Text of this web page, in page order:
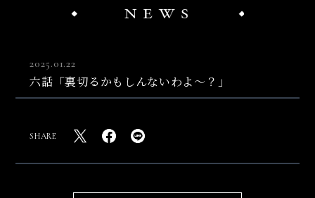
2025.01.22
六話「裏切るかもしんないわよ～？」
SHARE